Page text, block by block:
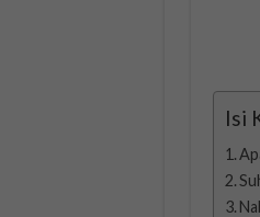
Isi